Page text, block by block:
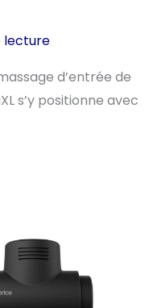
lecture
d’entrée de
s’y positionne avec